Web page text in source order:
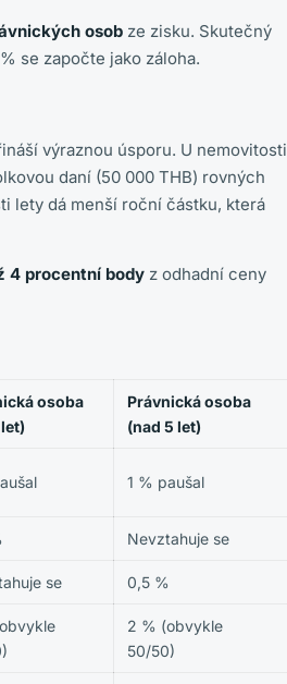
osob ze zisku. Skutečný
se započte jako záloha.
výraznou úsporu. U nemovitosti
daní (50 000 THB) rovných
lety dá menší roční částku, která
4 procentní body z odhadní ceny
osoba
Právnická osoba
(nad 5 let)
1 % paušal
Nevztahuje se
se 0,5 %
2 % (obvykle
50/50)